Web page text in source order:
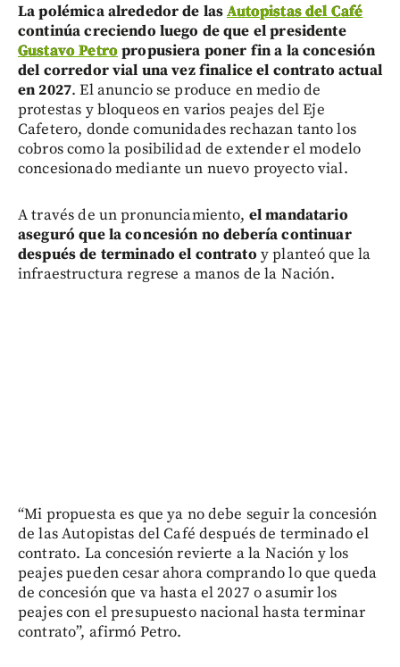
La polémica alrededor de lasAutopistas del Café
continúa creciendo luego de que el presidente
Gustavo Petropropusiera poner fin a la concesión
del corredor vial una vez finalice el contrato actual
en 2027. El anuncio se produce en medio de
protestas y bloqueos en varios peajes del Eje
Cafetero, donde comunidades rechazan tanto los
cobros como la posibilidad de extender el modelo
concesionado mediante un nuevo proyecto vial.
A través de un pronunciamiento, el mandatario
aseguró que la concesión no debería continuar
después de terminado el contrato y planteó que la
infraestructura regrese a manos de la Nación.
“Mi propuesta es que ya no debe seguir la concesión
de las Autopistas del Café después de terminado el
contrato. La concesión revierte a la Nación y los
peajes pueden cesar ahora comprando lo que queda
de concesión que va hasta el 2027 o asumir los
peajes con el presupuesto nacional hasta terminar
contrato”, afirmó Petro.